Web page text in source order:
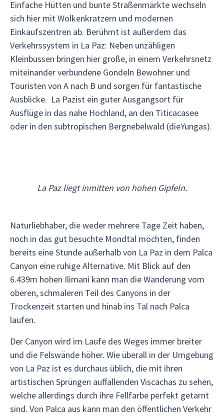
Einfache Hütten und bunte Straßenmärkte wechseln
sich hier mit Wolkenkratzern und modernen
Einkaufszentren ab. Berühmt ist außerdem das
Verkehrssystem in La Paz: Neben unzähligen
Kleinbussen bringen hier große, in einem Verkehrsnetz
miteinander verbundene Gondeln Bewohner und
Touristen von A nach B und sorgen für fantastische
Ausblicke. La Pazist ein guter Ausgangsort für
Ausflüge in das nahe Hochland, an den Titicacasee
oder in den subtropischen Bergnebelwald (dieYungas).
La Paz liegt inmitten von hohen Gipfeln.
Naturliebhaber, die weder mehrere Tage Zeit haben,
noch in das gut besuchte Mondtal möchten, finden
bereits eine Stunde außerhalb von La Paz in dem Palca
Canyon eine ruhige Alternative. Mit Blick auf den
6.439m hohen Ilimani kann man die Wanderung vom
oberen, schmaleren Teil des Canyons in der
Trockenzeit starten und hinab ins Tal nach Palca
laufen.
Der Canyon wird im Laufe des Weges immer breiter
und die Felswände höher. Wie überall in der Umgebung
von La Paz ist es durchaus üblich, die mit ihren
artistischen Sprüngen auffallenden Viscachas zu sehen,
welche allerdings durch ihre Fellfarbe perfekt getarnt
sind. Von Palca aus kann man den öffentlichen Verkehr